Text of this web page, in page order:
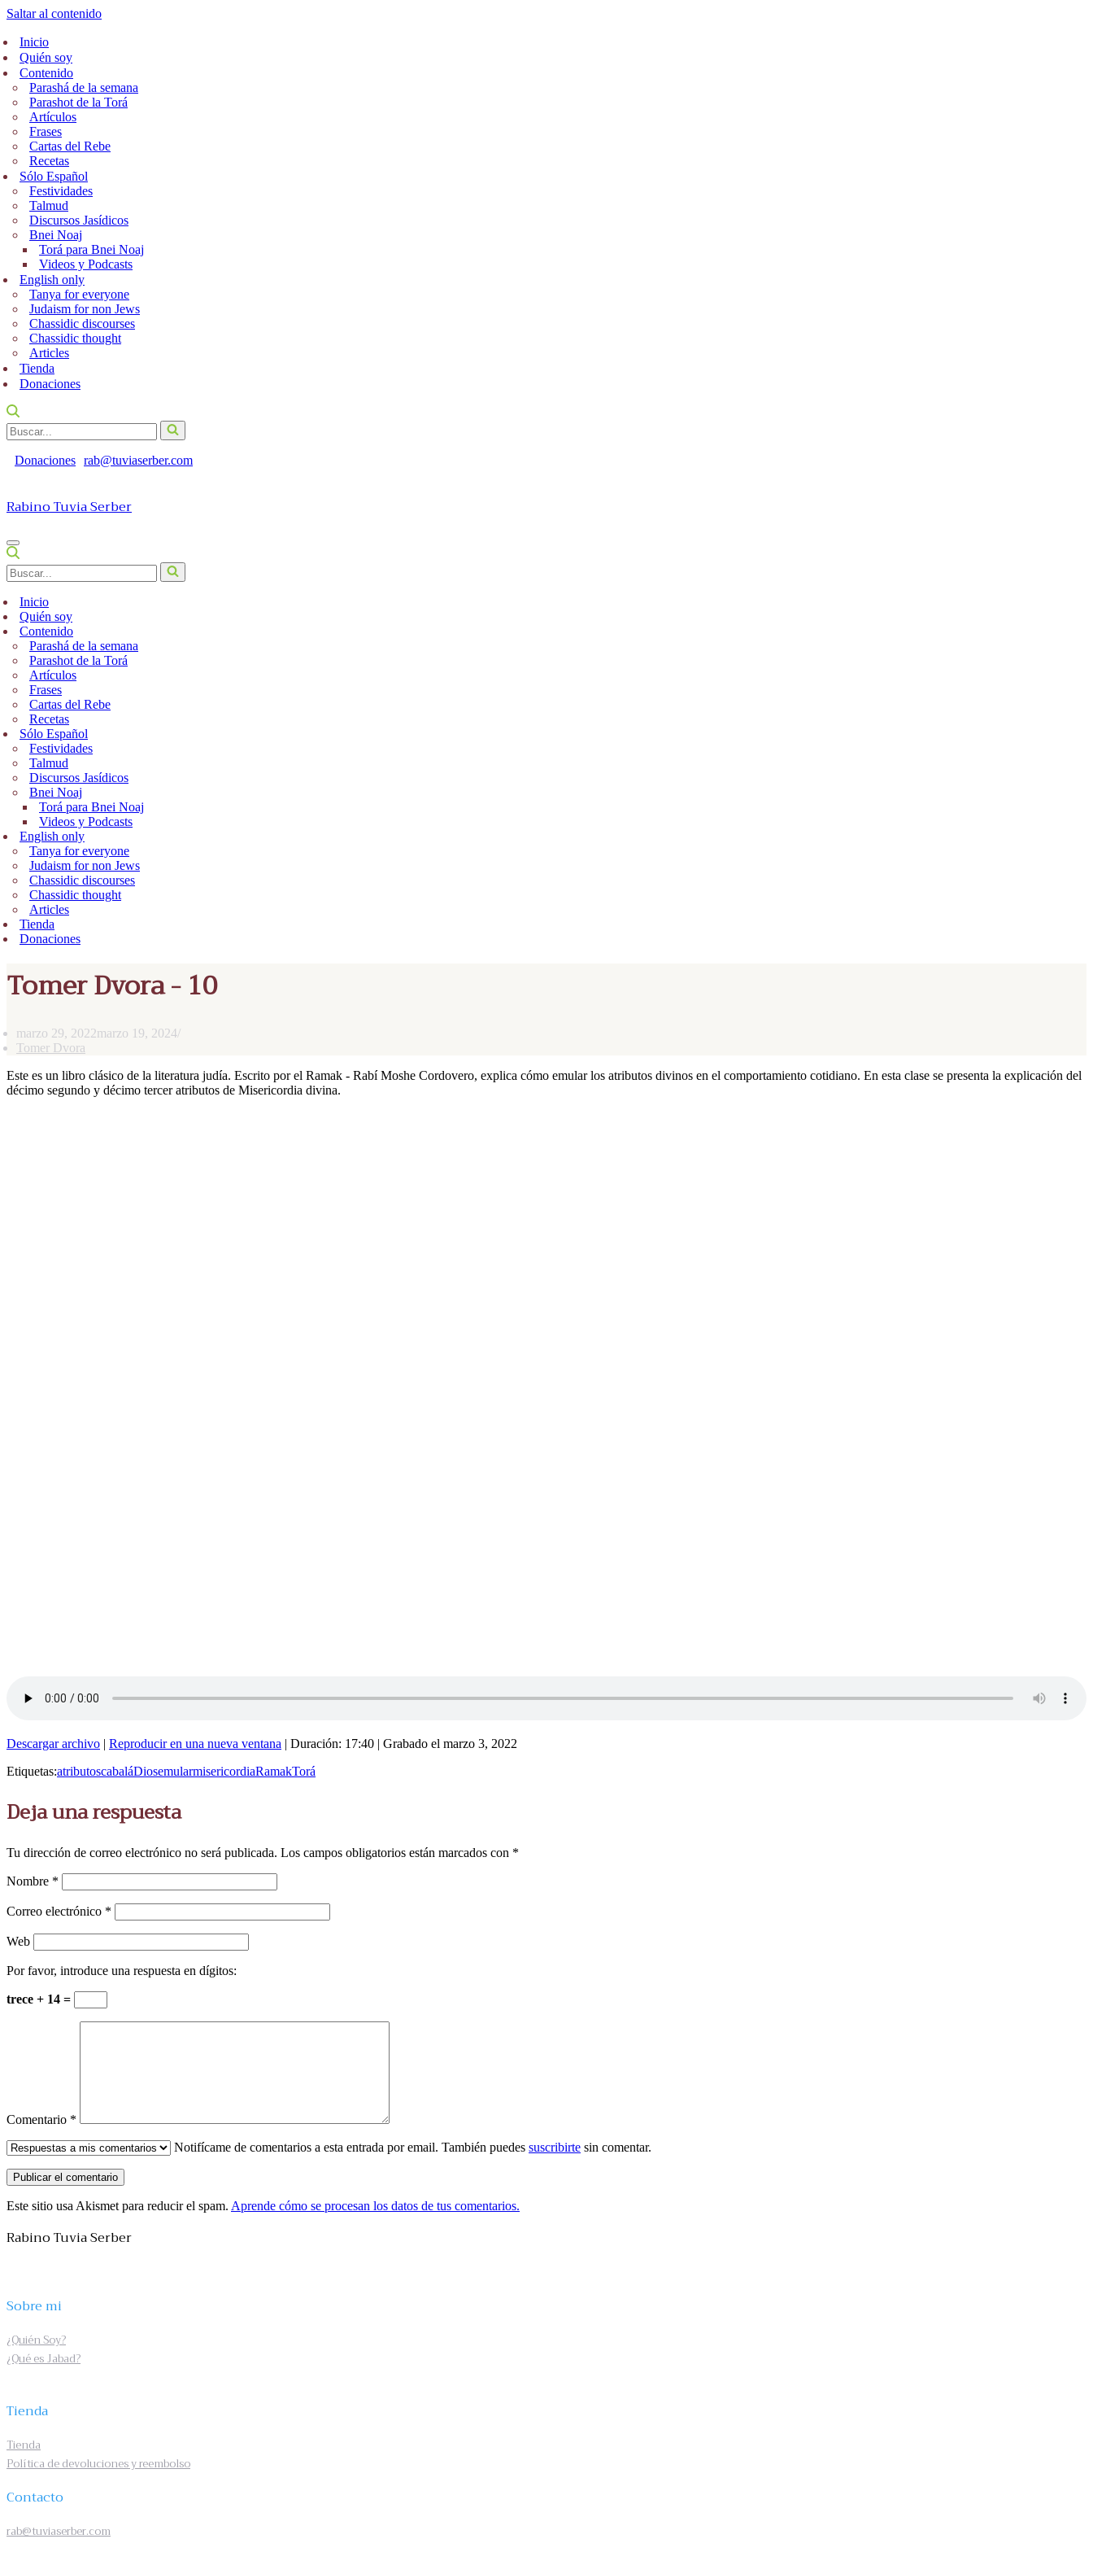
Saltar al contenido
Inicio
Quién soy
Contenido
Parashá de la semana
Parashot de la Torá
Artículos
Frases
Cartas del Rebe
Recetas
Sólo Español
Festividades
Talmud
Discursos Jasídicos
Bnei Noaj
Torá para Bnei Noaj
Videos y Podcasts
English only
Tanya for everyone
Judaism for non Jews
Chassidic discourses
Chassidic thought
Articles
Tienda
Donaciones
Buscar...
Donaciones rab@tuviaserber.com
Rabino Tuvia Serber
Menú
de
navegación
Buscar...
Inicio
Quién soy
Contenido
Parashá de la semana
Parashot de la Torá
Artículos
Frases
Cartas del Rebe
Recetas
Sólo Español
Festividades
Talmud
Discursos Jasídicos
Bnei Noaj
Torá para Bnei Noaj
Videos y Podcasts
English only
Tanya for everyone
Judaism for non Jews
Chassidic discourses
Chassidic thought
Articles
Tienda
Donaciones
Tomer Dvora - 10
marzo 29, 2022marzo 19, 2024
Tomer Dvora
Este es un libro clásico de la literatura judía. Escrito por el Ramak - Rabí Moshe Cordovero, explica cómo emular los atributos divinos en el comportamiento cotidiano. En esta clase se presenta la explicación del
décimo segundo y décimo tercer atributos de Misericordia divina.
Descargar archivo | Reproducir en una nueva ventana | Duración: 17:40 | Grabado el marzo 3, 2022
Etiquetas:atributoscabaláDiosemularmisericordiaRamakTorá
Deja una respuesta
Tu dirección de correo electrónico no será publicada. Los campos obligatorios están marcados con *
Nombre *
Correo electrónico *
Web
Por favor, introduce una respuesta en dígitos:
trece + 14 =
Comentario *
Notifícame de comentarios a esta entrada por email. También puedes suscribirte sin comentar.
Este sitio usa Akismet para reducir el spam. Aprende cómo se procesan los datos de tus comentarios.
Rabino Tuvia Serber
Sobre mi
¿Quién Soy?
¿Qué es Jabad?
Tienda
Tienda
Política de devoluciones y reembolso
Contacto
rab@tuviaserber.com